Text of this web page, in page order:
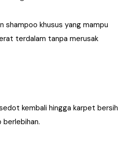
shampoo khusus yang mampu
terdalam tanpa merusak
kembali hingga karpet bersih
berlebihan.